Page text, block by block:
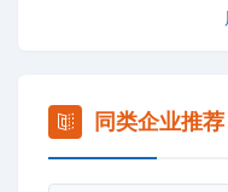
着业务的发展，企业的
术人员18人。主要生产
托辊等二十个系列。七
同类企业推荐